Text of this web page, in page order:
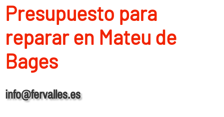
Presupuesto para
reparar en Mateu de
Bages
info@fervalles.es